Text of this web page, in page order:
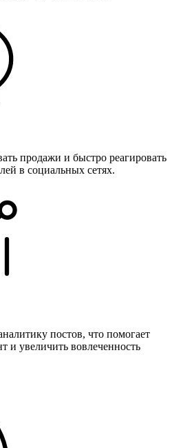
продажи и быстро реагировать
в социальных сетях.
постов, что помогает
и увеличить вовлеченность